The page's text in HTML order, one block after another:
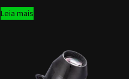
Leia mais